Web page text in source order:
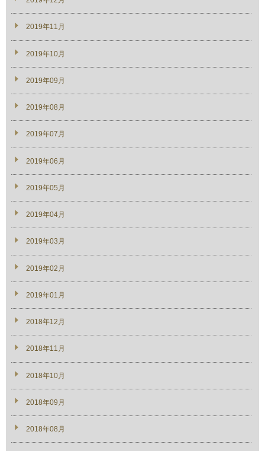
2019年11月
2019年10月
2019年09月
2019年08月
2019年07月
2019年06月
2019年05月
2019年04月
2019年03月
2019年02月
2019年01月
2018年12月
2018年11月
2018年10月
2018年09月
2018年08月